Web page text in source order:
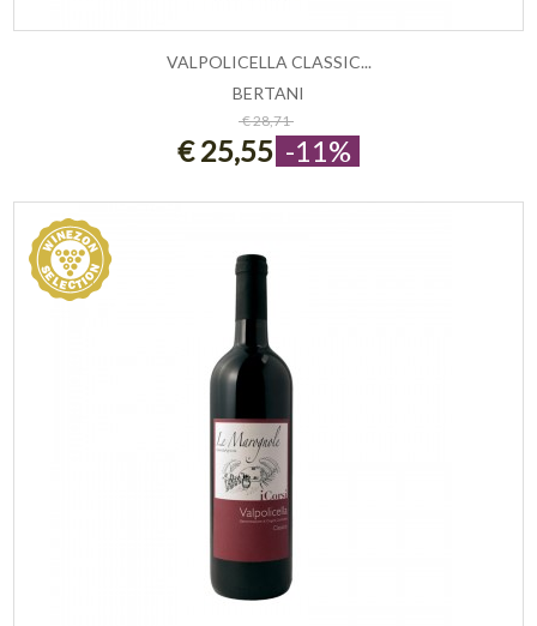
ESAURITO
VALPOLICELLA CLASSIC...
BERTANI
€ 28,71
€ 25,55 -11%